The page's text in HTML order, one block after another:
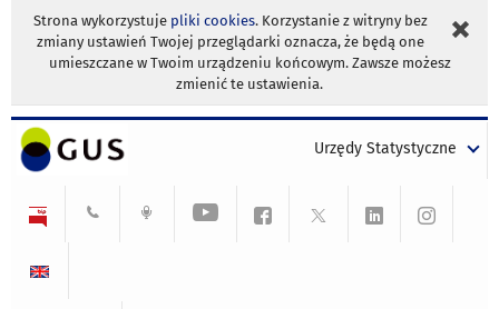
Strona wykorzystuje pliki cookies. Korzystanie z witryny bez
zmiany ustawień Twojej przeglądarki oznacza, że będą one
umieszczane w Twoim urządzeniu końcowym. Zawsze możesz
zmienić te ustawienia.
Urzędy Statystyczne